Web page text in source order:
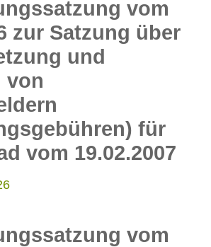
vom
zur Satzung über
und
von
für
vom 19.02.2007
vom